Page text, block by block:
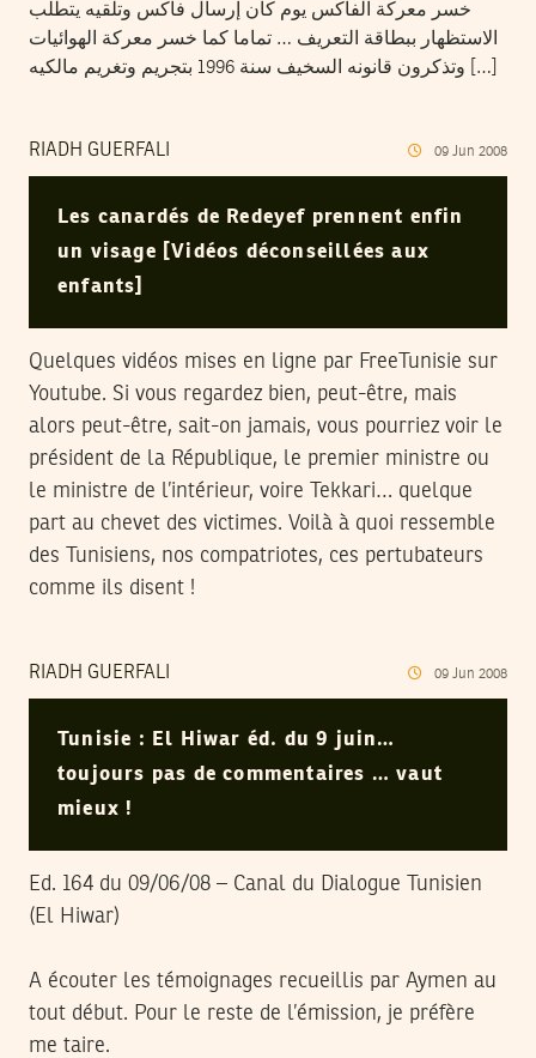
خسر معركة الفاكس يوم كان إرسال فاكس وتلقيه يتطلب
الاستظهار ببطاقة التعريف … تماما كما خسر معركة الهوائيات
وتذكرون قانونه السخيف سنة 1996 بتجريم وتغريم مالكيه […]
RIADH GUERFALI 09 Jun 2008
Les canardés de Redeyef prennent enfin
un visage [Vidéos déconseillées aux
enfants]
Quelques vidéos mises en ligne par FreeTunisie sur
Youtube. Si vous regardez bien, peut-être, mais
alors peut-être, sait-on jamais, vous pourriez voir le
président de la République, le premier ministre ou
le ministre de l’intérieur, voire Tekkari… quelque
part au chevet des victimes. Voilà à quoi ressemble
des Tunisiens, nos compatriotes, ces pertubateurs
comme ils disent !
RIADH GUERFALI 09 Jun 2008
Tunisie : El Hiwar éd. du 9 juin…
toujours pas de commentaires … vaut
mieux !
Ed. 164 du 09/06/08 – Canal du Dialogue Tunisien
(El Hiwar)
A écouter les témoignages recueillis par Aymen au
tout début. Pour le reste de l’émission, je préfère
me taire.